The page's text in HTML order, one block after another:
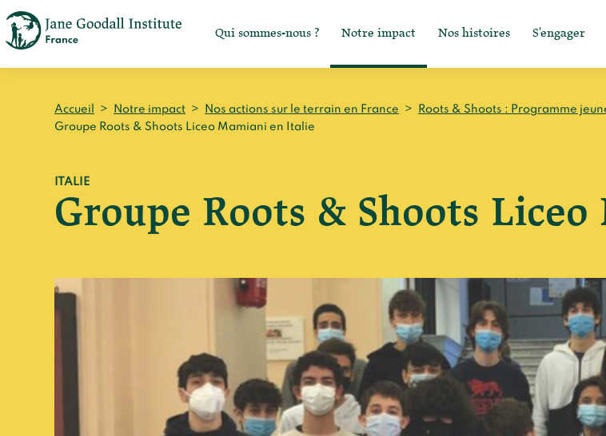
Qui sommes-nous ? Notre impact Nos histoires S'engager
Accueil > Notre impact > Nos actions sur le terrain en France > Roots & Shoots : Programme
Groupe Roots & Shoots Liceo Mamiani en Italie
ITALIE
Groupe Roots & Shoots